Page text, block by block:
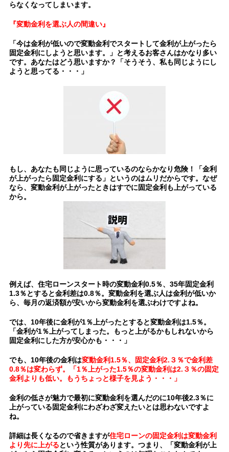
らなくなってしまいます。
『変動金利を選ぶ人の間違い』
「今は金利が低いので変動金利でスタートして金利が上がったら
固定金利にしようと思います。」と考えるお客さんはかなり多い
です。あなたはどう思いますか？「そうそう、私も同じようにし
ようと思ってる・・・」
もし、あなたも同じように思っているのならかなり危険！
「金利
が上がったら固定金利にする」というのはムリだからです。なぜ
なら、変動金利が上がったときはすでに固定金利も上がっている
から。
例えば、住宅ローンスタート時の変動金利0.5％、35年固定金利
1.3％とすると金利差は0.8％。変動金利を選ぶ人は金利が低いか
ら、毎月の返済額が安いから変動金利を選ぶわけですよね。
では、10年後に金利が1％上がったとすると変動金利は1.5％。
「金利が1％上がってしまった。もっと上がるかもしれないから
固定金利にした方が安心かも・・・」
でも、10年後の金利は変動金利 1.5％、 固定金利2.３％で金利差
0.8％は変わらず。
「1％上がった1.5％の変動金利は2.３％の固定
金利よりも低い。 もうちょっと様子を見よう・・・」
金利の低さが魅力で最初に変動金利を選んだのに10年後2.3％に
上がっている固定金利にわざわざ変えたいとは思わないですよ
ね。
詳細は長くなるので省きますが住宅ローンの固定金利は変動金利
より先に上がるという性質があります。つまり、「変動金利が上